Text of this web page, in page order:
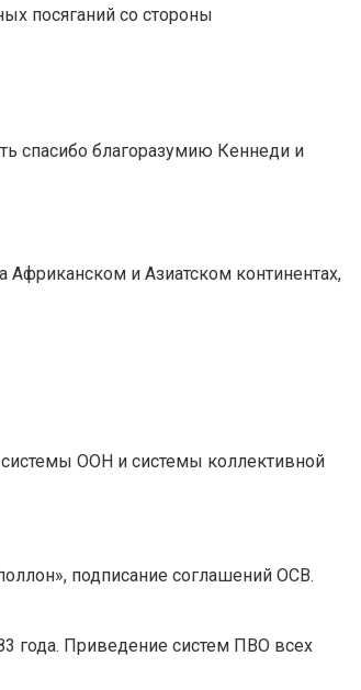
посяганий со стороны
спасибо благоразумию Кеннеди и
и Азиатском континентах,
системы ООН и системы коллективной
подписание соглашений ОСВ.
года. Приведение систем ПВО всех